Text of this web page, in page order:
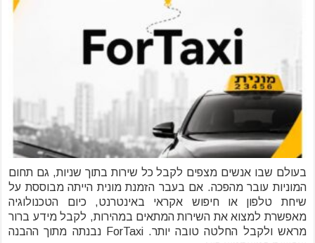
בעולם שבו אנשים מצפים לקבל כל שירות בתוך שניות, גם תחום
המוניות עובר מהפכה. אם בעבר הזמנת מונית הייתה מבוססת על
שיחת טלפון או חיפוש אקראי באינטרנט, כיום הטכנולוגיה
מאפשרת למצוא את השירות המתאים במהירות, לקבל מידע ברור
מראש ולקבל החלטה טובה יותר. ForTaxi נבנתה מתוך ההבנה